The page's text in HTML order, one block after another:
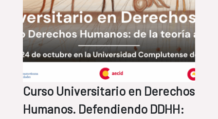
Curso Universitario en Derechos
Humanos. Defendiendo DDHH: